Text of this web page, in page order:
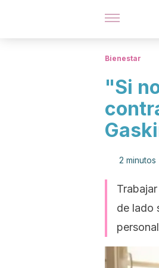
Bienestar
"Si
2 minutos
de lado